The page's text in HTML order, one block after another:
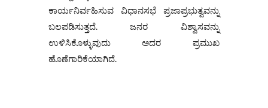
ಕಾರ್ಯನಿರ್ವಹಿಸುವ ವಿಧಾನಸಭೆ ಪ್ರಜಾಪ್ರಭುತ್ವವನ್ನು
ಬಲಪಡಿಸುತ್ತದೆ. ಜನರ ವಿಶ್ವಾಸವನ್ನು
ಉಳಿಸಿಕೊಳ್ಳುವುದು ಅದರ ಪ್ರಮುಖ
ಹೊಣೆಗಾರಿಕೆಯಾಗಿದೆ.